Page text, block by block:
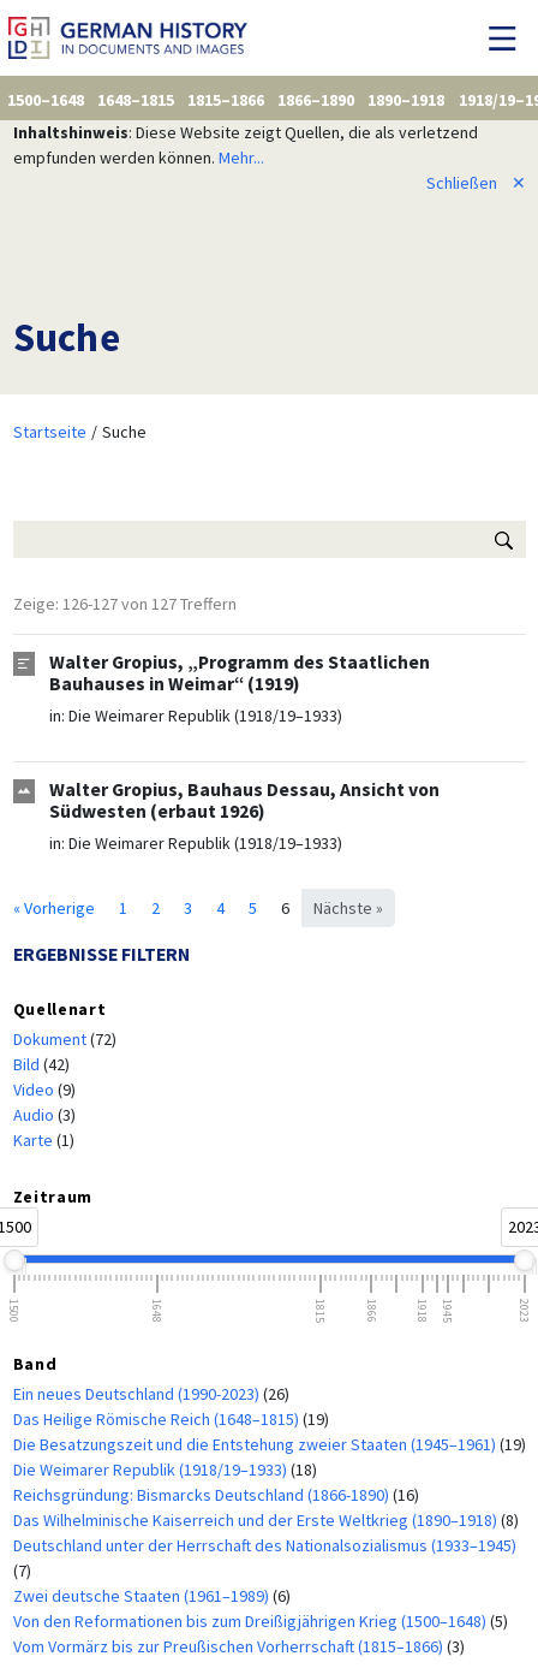
1500–1648 1648–1815 1815–1866 1866–1890 1890–1918
1918/
Inhaltshinweis: Diese Website zeigt Quellen, die als verletzend
empfunden werden können. Mehr...
Schließen
✕
Suche
Startseite Suche
Zeige: 126-127 von 127 Treffern
Walter Gropius, „Programm des Staatlichen
Bauhauses in Weimar“ (1919)
in: Die Weimarer Republik (1918/19–1933)
Walter Gropius, Bauhaus Dessau, Ansicht von
Südwesten (erbaut 1926)
in: Die Weimarer Republik (1918/19–1933)
« Vorherige 1 2 3 4 5 6 Nächste »
ERGEBNISSE FILTERN
Quellenart
Dokument(72)
Bild (42)
Video (9)
Audio (3)
Karte (1)
Zeitraum
1500 1648 1815 1866 1918 1945 2023
Band
Ein neues Deutschland (1990-2023) (26)
Das Heilige Römische Reich (1648–1815) (19)
Die Besatzungszeit und die Entstehung zweier Staaten (1945–1961) (19)
Die Weimarer Republik (1918/19–1933) (18)
Reichsgründung: Bismarcks Deutschland (1866-1890) (16)
Das Wilhelminische Kaiserreich und der Erste Weltkrieg (1890–1918) (8)
Deutschland unter der Herrschaft des Nationalsozialismus (1933–1945)
(7)
Zwei deutsche Staaten (1961–1989) (6)
Von den Reformationen bis zum Dreißigjährigen Krieg (1500–1648) (5)
Vom Vormärz bis zur Preußischen Vorherrschaft (1815–1866) (3)